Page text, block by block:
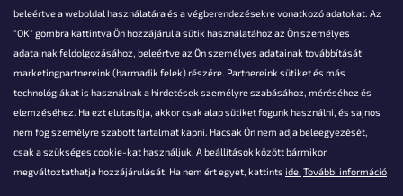
beleértve a weboldal használatára és a végberendezésekre vonatkozó adatokat. Az
"OK" gombra kattintva Ön hozzájárul a sütik használatához az Ön személyes
adatainak feldolgozásához, beleértve az Ön személyes adatainak továbbítását
marketingpartnereink (harmadik felek) részére. Partnereink sütiket és más
technológiákat is használnak a hirdetések személyre szabásához, méréséhez és
elemzéséhez. Ha ezt elutasítja, akkor csak alap sütiket fogunk használni, és sajnos
nem fog személyre szabott tartalmat kapni. Hacsak Ön nem adja beleegyezését,
csak a szükséges cookie-kat használjuk. A beállítások között bármikor
megváltoztathatja hozzájárulását. Ha nem ért egyet, kattints ide. További információ
info@falanzo.hu